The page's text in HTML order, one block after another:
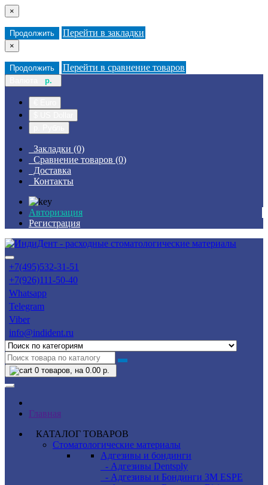
×
Продолжить Перейти в закладки
×
Продолжить Перейти в сравнение товаров
р.
Закладки (0)
Сравнение товаров (0)
Доставка
Контакты
Авторизация
Регистрация
+7(495)532-31-51
+7(926)111-50-40
Whatsapp
Telegram
Viber
info@indident.ru
0 товаров, на 0.00 р.
Главная
КАТАЛОГ ТОВАРОВ
Стоматологические материалы
Адгезивы и бондинги
- Адгезивы Dentsply
- Адгезивы и Бондинги 3M ESPE